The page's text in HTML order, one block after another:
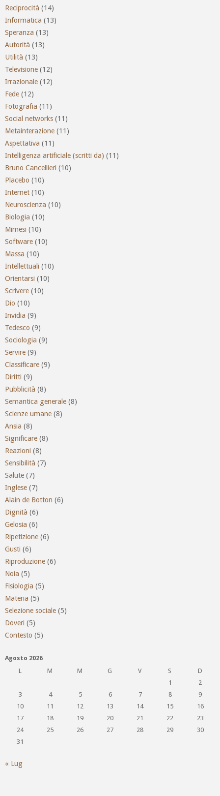
Reciprocità (14)
Informatica (13)
Speranza (13)
Autorità (13)
Utilità (13)
Televisione (12)
Irrazionale (12)
Fede (12)
Fotografia (11)
Social networks (11)
Metainterazione (11)
Aspettativa (11)
Intelligenza artificiale (scritti da) (11)
Bruno Cancellieri (10)
Placebo (10)
Internet (10)
Neuroscienza (10)
Biologia (10)
Mimesi (10)
Software (10)
Massa (10)
Intellettuali (10)
Orientarsi (10)
Scrivere (10)
Dio (10)
Invidia (9)
Tedesco (9)
Sociologia (9)
Servire (9)
Classificare (9)
Diritti (9)
Pubblicità (8)
Semantica generale (8)
Scienze umane (8)
Ansia (8)
Significare (8)
Reazioni (8)
Sensibilità (7)
Salute (7)
Inglese (7)
Alain de Botton (6)
Dignità (6)
Gelosia (6)
Ripetizione (6)
Gusti (6)
Riproduzione (6)
Noia (5)
Fisiologia (5)
Materia (5)
Selezione sociale (5)
Doveri (5)
Contesto (5)
Agosto 2026
L
M M G V S
D
1
2
3
4 5 6 7 8
9
10
11 12 13 14 15
16
17
18 19 20 21 22
23
24
25 26 27 28 29
30
31
« Lug